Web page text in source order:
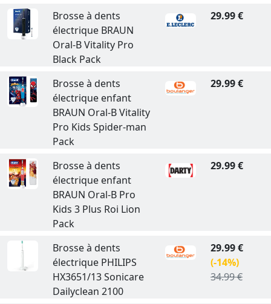
Brosse à dents
électrique BRAUN
Oral-B Vitality Pro
Black Pack
29.99 €
Brosse à dents
électrique enfant
BRAUN Oral-B Vitality
Pro Kids Spider-man
Pack
29.99 €
Brosse à dents
électrique enfant
BRAUN Oral-B Pro
Kids 3 Plus Roi Lion
Pack
29.99 €
Brosse à dents
électrique PHILIPS
HX3651/13 Sonicare
Dailyclean 2100
29.99 €
(-14%)
34.99 €